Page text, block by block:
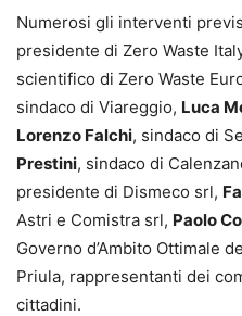
Numerosi gli interventi
presidente di Zero Waste
scientifico di Zero Waste
sindaco di Viareggio, Luca
Lorenzo Falchi, sindaco di
Prestini, sindaco di
presidente di Dismeco srl,
Astri e Comistra srl, Paolo
Governo d’Ambito Ottimale
Priula, rappresentanti dei
cittadini.